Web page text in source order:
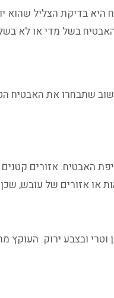
היא בדיקת הצליל
בשל מדי או לא
שתבחרו את האבטיח
אזורים קטנים
או אזורים של עובש,
ובצבע ירוק. העוקץ